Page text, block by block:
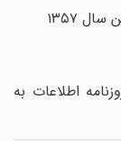
اطلاعات به